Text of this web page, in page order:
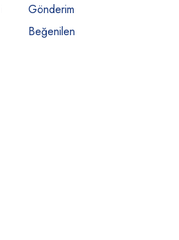
Gönderim
Beğenilen